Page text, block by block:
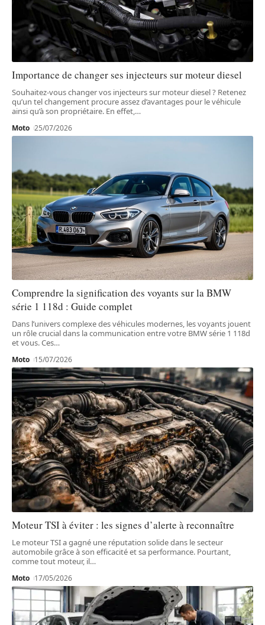
Importance de changer ses injecteurs sur moteur diesel
Souhaitez-vous changer vos injecteurs sur moteur diesel ? Retenez
qu’un tel changement procure assez d’avantages pour le véhicule
ainsi qu’à son propriétaire. En effet, …
Moto 25/07/2026
Comprendre la signification des voyants sur la BMW
série 1 118d : Guide complet
Dans l’univers complexe des véhicules modernes, les voyants jouent
un rôle crucial dans la communication entre votre BMW série 1 118d
et vous. Ces…
Moto 15/07/2026
Moteur TSI à éviter : les signes d’alerte à reconnaître
Le moteur TSI a gagné une réputation solide dans le secteur
automobile grâce à son efficacité et sa performance. Pourtant,
comme tout moteur, il…
Moto 17/05/2026